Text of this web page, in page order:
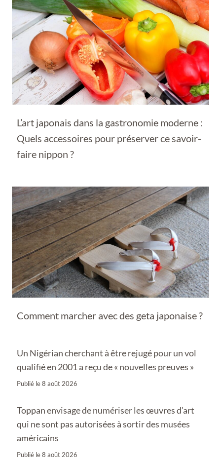
L’art japonais dans la gastronomie moderne :
Quels accessoires pour préserver ce savoir-
faire nippon ?
Comment marcher avec des geta japonaise ?
Un Nigérian cherchant à être rejugé pour un vol
qualifié en 2001 a reçu de « nouvelles preuves »
Publié le8 août 2026
Toppan envisage de numériser les œuvres d’art
qui ne sont pas autorisées à sortir des musées
américains
Publié le8 août 2026